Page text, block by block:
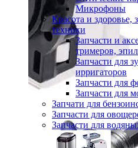
Микрофоны
Красота и здоровье,
техники
Запчасти и
тримеров,
Запчасти для
ирригаторов
Запчасти для
Запчасти для
Запчати для
Запчасти для
Запчасти для